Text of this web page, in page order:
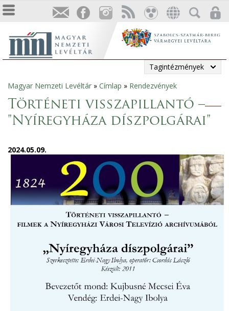
Tagintézmények
Jelenlegi
hely
Magyar Nemzeti Levéltár » Címlap » Rendezvények
Történeti visszapillantó –
"Nyíregyháza díszpolgárai"
2024.05.09.